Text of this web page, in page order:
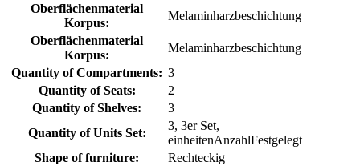
Oberflächenmaterial
Korpus:
Melaminharzbeschichtung
Oberflächenmaterial
Korpus:
Melaminharzbeschichtung
Quantity of Compartments: 3
Quantity of Seats:
2
Quantity of Shelves:
3
Quantity of Units Set:
3, 3er Set,
einheitenAnzahlFestgelegt
Shape of furniture:
Rechteckig